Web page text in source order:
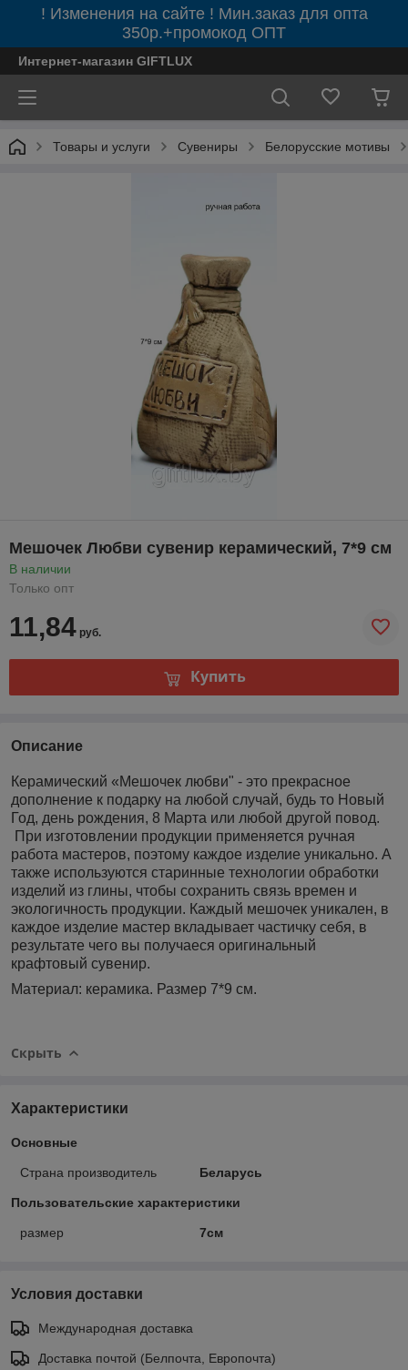
! Изменения на сайте ! Мин.заказ для опта
350р.+промокод ОПТ
Интернет-магазин GIFTLUX
Товары и услуги Сувениры Белорусские мотивы
Мешочек Любви сувенир керамический, 7*9 см
В наличии
Только опт
11,84 руб.
Купить
Описание
Керамический «Мешочек любви" - это прекрасное
дополнение к подарку на любой случай, будь то Новый
Год, день рождения, 8 Марта или любой другой повод.
При изготовлении продукции применяется ручная
работа мастеров, поэтому каждое изделие уникально. А
также используются старинные технологии обработки
изделий из глины, чтобы сохранить связь времен и
экологичность продукции. Каждый мешочек уникален, в
каждое изделие мастер вкладывает частичку себя, в
результате чего вы получаеся оригинальный
крафтовый сувенир.
Материал: керамика. Размер 7*9 см.
Скрыть
Характеристики
Основные
Страна производитель Беларусь
Пользовательские характеристики
размер 7см
Условия доставки
Международная доставка
Доставка почтой (Белпочта, Европочта)